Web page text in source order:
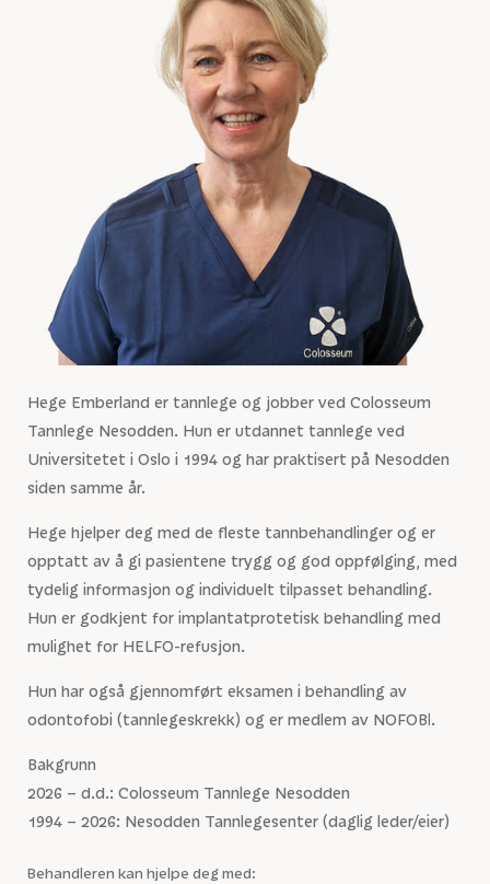
Hege Emberland er tannlege og jobber ved Colosseum
Tannlege Nesodden. Hun er utdannet tannlege ved
Universitetet i Oslo i 1994 og har praktisert på Nesodden
siden samme år.
Hege hjelper deg med de fleste tannbehandlinger og er
opptatt av å gi pasientene trygg og god oppfølging, med
tydelig informasjon og individuelt tilpasset behandling.
Hun er godkjent for implantatprotetisk behandling med
mulighet for HELFO-refusjon.
Hun har også gjennomført eksamen i behandling av
odontofobi (tannlegeskrekk) og er medlem av NOFOBI.
Bakgrunn
2026 – d.d.: Colosseum Tannlege Nesodden
1994 – 2026: Nesodden Tannlegesenter (daglig leder/eier)
Behandleren kan hjelpe deg med: